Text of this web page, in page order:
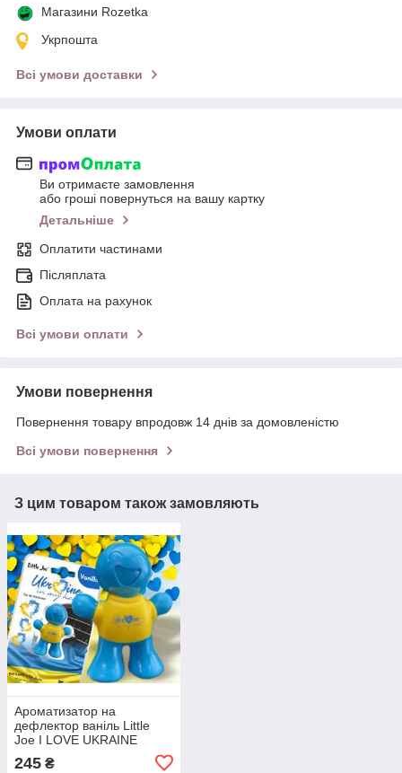
Магазини Rozetka
Укрпошта
Всі умови доставки
Умови оплати
Ви отримаєте замовлення
або гроші повернуться на вашу картку
Детальніше
Оплатити частинами
Післяплата
Оплата на рахунок
Всі умови оплати
Умови повернення
Повернення товару впродовж 14 днів за домовленістю
Всі умови повернення
З цим товаром також замовляють
Ароматизатор на
дефлектор ваніль Little
Joe I LOVE UKRAINE
245 ₴